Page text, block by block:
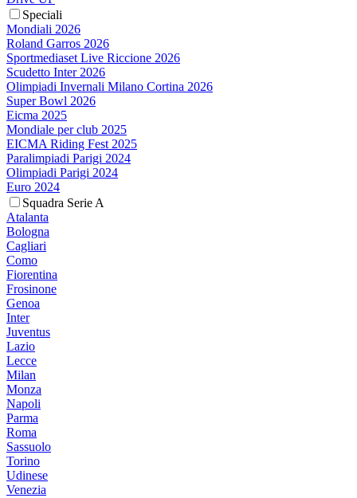
Speciali
Mondiali 2026
Roland Garros 2026
Sportmediaset Live Riccione 2026
Scudetto Inter 2026
Olimpiadi Invernali Milano Cortina 2026
Super Bowl 2026
Eicma 2025
Mondiale per club 2025
EICMA Riding Fest 2025
Paralimpiadi Parigi 2024
Olimpiadi Parigi 2024
Euro 2024
Squadra Serie A
Atalanta
Bologna
Cagliari
Como
Fiorentina
Frosinone
Genoa
Inter
Juventus
Lazio
Lecce
Milan
Monza
Napoli
Parma
Roma
Sassuolo
Torino
Udinese
Venezia